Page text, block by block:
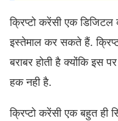
क्रिप्टो करेंसी एक
इस्तेमाल कर सकते हैं.
बराबर होती है क्योंकि इस
हक नही है.
क्रिप्टो करेंसी एक बहुत ही